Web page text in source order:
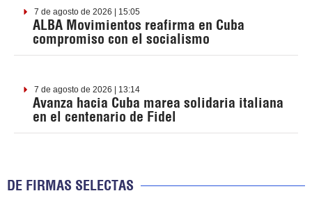
7 de agosto de 2026 | 15:05
ALBA Movimientos reafirma en Cuba
compromiso con el socialismo
7 de agosto de 2026 | 13:14
Avanza hacia Cuba marea solidaria italiana
en el centenario de Fidel
DE FIRMAS SELECTAS